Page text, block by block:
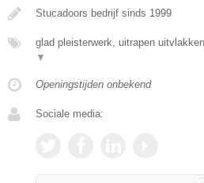
Stucadoors bedrijf sinds 1999
glad pleisterwerk, uitrapen
▼
Openingstijden onbekend
Sociale media: